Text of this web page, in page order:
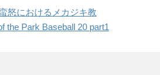
怒におけるメカジキ教
the Park Baseball 20 part1